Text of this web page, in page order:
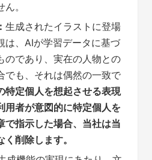
。
生成されたイラストに登場
は、AIが学習データに基づ
のであり、実在の人物との
でも、それは偶然の一致で
特定個人を想起させる表現
用者が意図的に特定個人を
で指示した場合、当社は当
削除します。